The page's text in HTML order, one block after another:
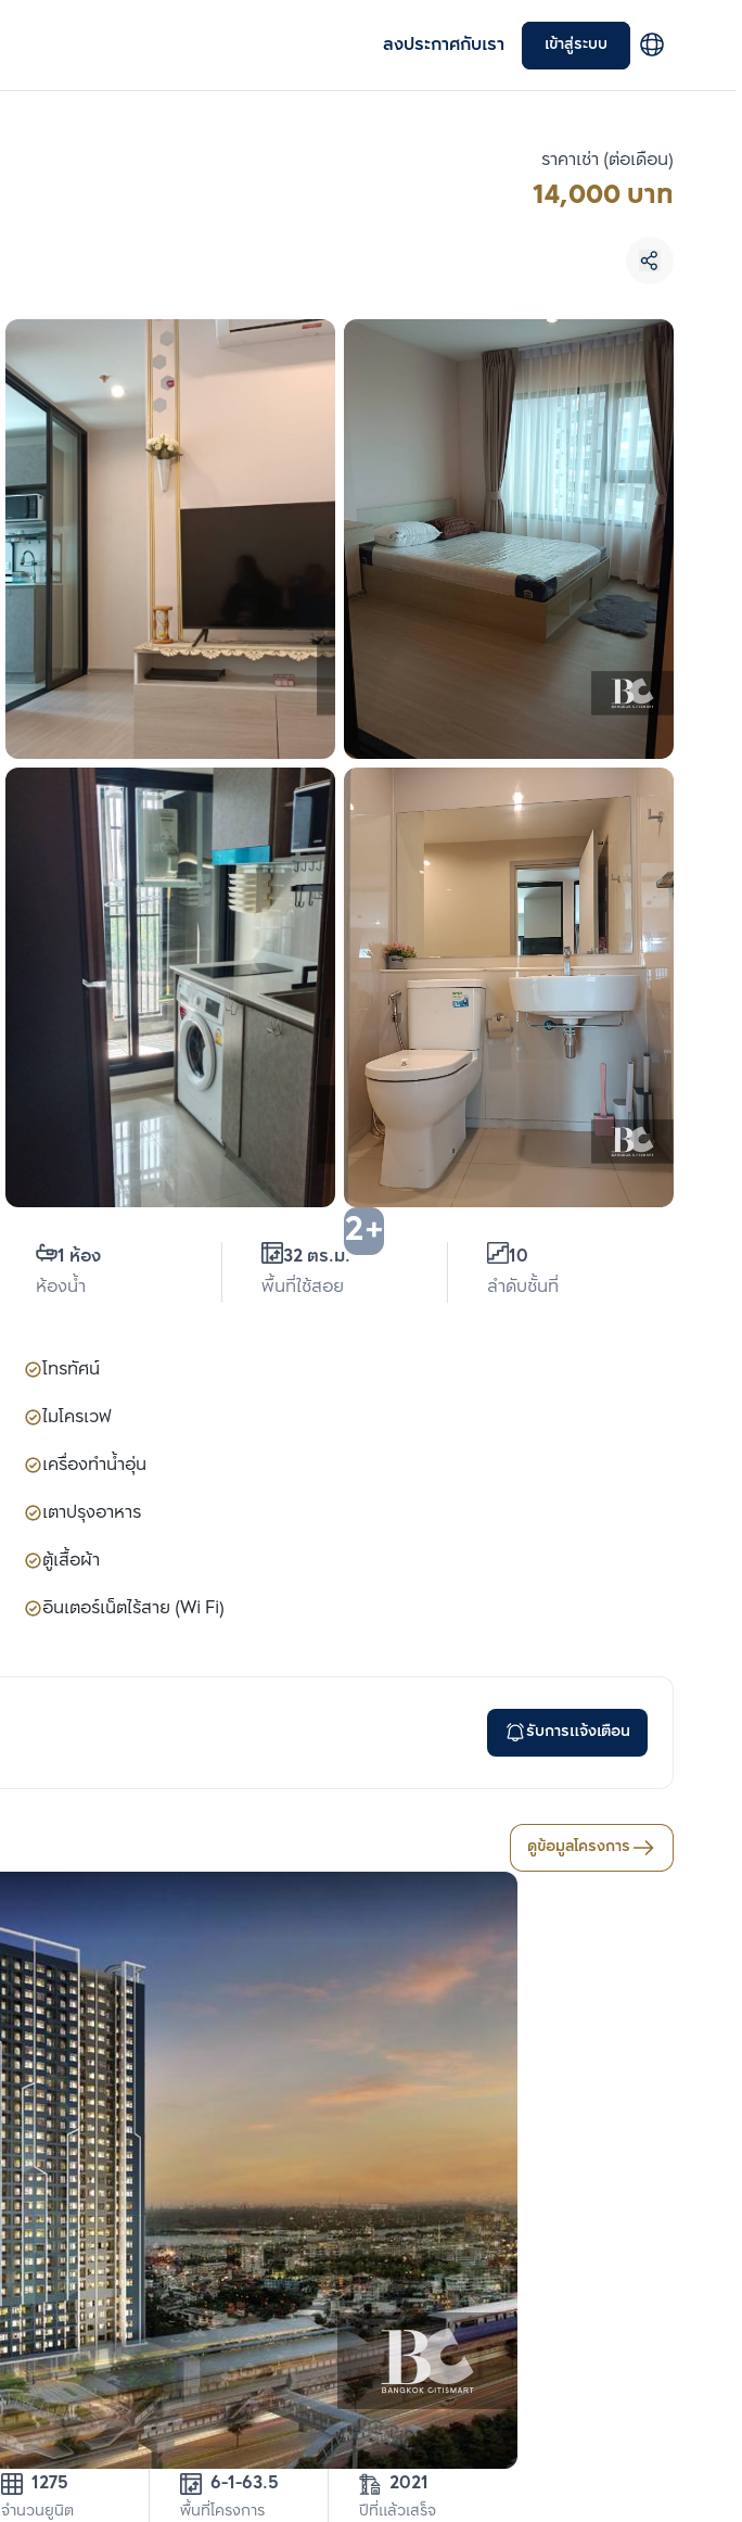
ลงประกาศกับเรา เข้าสู่ระบบ
ราคาเช่า (ต่อเดือน)
14,000 บาท
2+
1 ห้อง
ห้องน้ำ
32 ตร.ม.
พื้นที่ใช้สอย
10
ลำดับชั้นที่
โทรทัศน์
ไมโครเวฟ
เครื่องทำน้ำอุ่น
เตาปรุงอาหาร
ตู้เสื้อผ้า
อินเตอร์เน็ตไร้สาย (Wi Fi)
รับการแจ้งเตือน
ดูข้อมูลโครงการ
1275
จำนวนยูนิต
6-1-63.5
พื้นที่โครงการ
2021
ปีที่แล้วเสร็จ
เพิ่มยูนิตเปรียบเทียบ
รายการที่ 3
เลือกยูนิตเพื่อเปรียบเทียบ
เลือกได้สูงสุด 3 รายการ